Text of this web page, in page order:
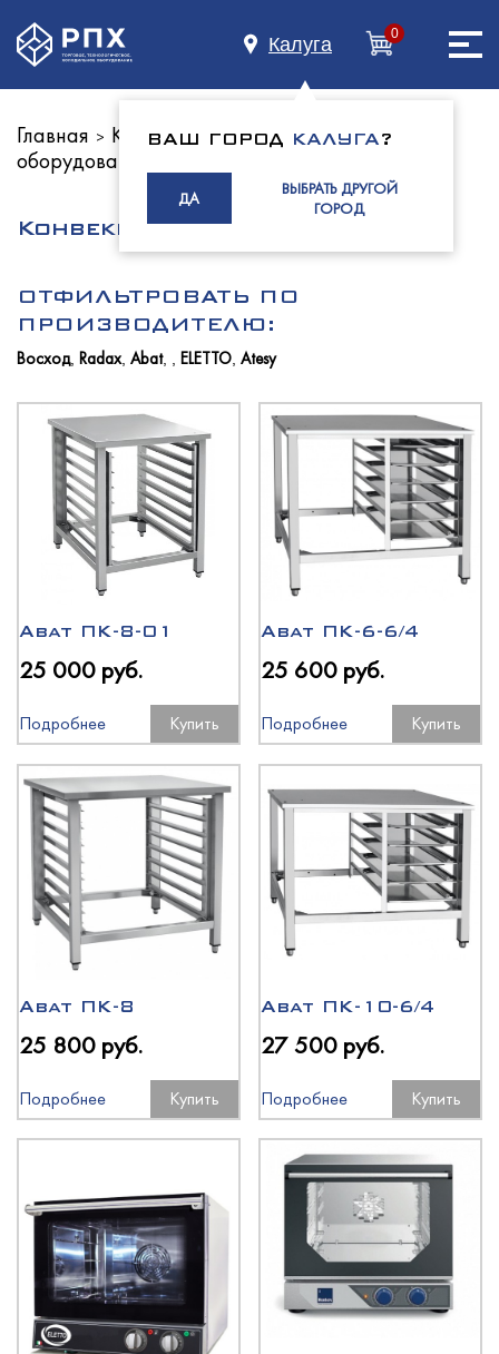
Калуга
ВАШ ГОРОД КАЛУГА?
ДА
ВЫБРАТЬ ДРУГОЙ
ГОРОД
0
Каталог
Индустриям
Новости
Для покупателей
Контакты
Главная > Каталог оборудования>Тепловое
оборудование
Конвекционные
ОТФИЛЬТРОВАТЬ ПО
ПРОИЗВОДИТЕЛЮ:
Восход, Radax Abat, ELETTO Atesy
Abat ПК-8-01
25 000 руб.
Подробнее Купить
Abat ПК-6-6/4
25 600 руб.
Подробнее Купить
Abat ПК-8
25 800 руб.
Подробнее Купить
Abat ПК-10-6/4
27 500 руб.
Подробнее Купить